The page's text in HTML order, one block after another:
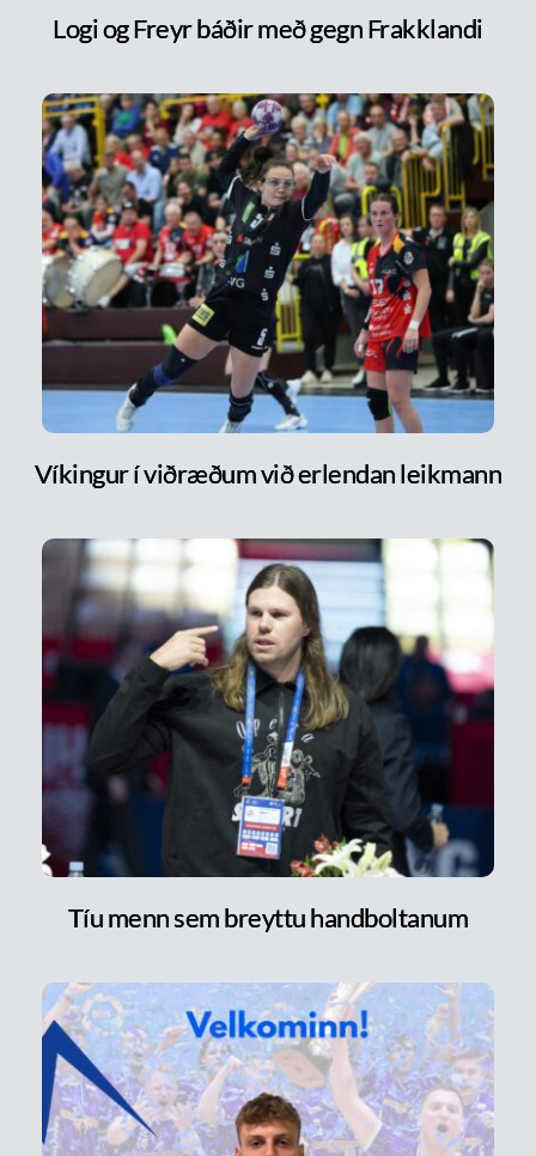
Logi og Freyr báðir með gegn Frakklandi
Víkingur í viðræðum við erlendan leikmann
Tíu menn sem breyttu handboltanum